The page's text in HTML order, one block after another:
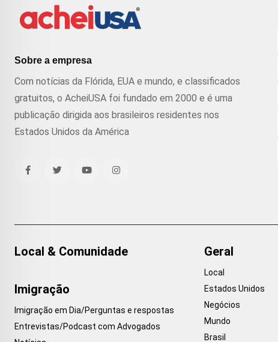
Sobre a empresa
Com notícias da Flórida, EUA e mundo, e classificados
gratuitos, o AcheiUSA foi fundado em 2000 e é uma
publicação dirigida aos brasileiros residentes nos
Estados Unidos da América
Local & Comunidade
Imigração
Imigração em Dia/Perguntas e respostas
Entrevistas/Podcast com Advogados
Geral
Local
Estados Unidos
Negócios
Mundo
Brasil